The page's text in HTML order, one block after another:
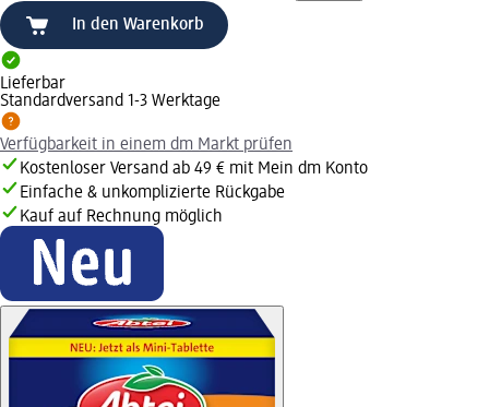
In den Warenkorb
Lieferbar
Standardversand 1-3 Werktage
Verfügbarkeit in einem dm Markt prüfen
Kostenloser Versand ab 49 € mit Mein dm Konto
Einfache & unkomplizierte Rückgabe
Kauf auf Rechnung möglich